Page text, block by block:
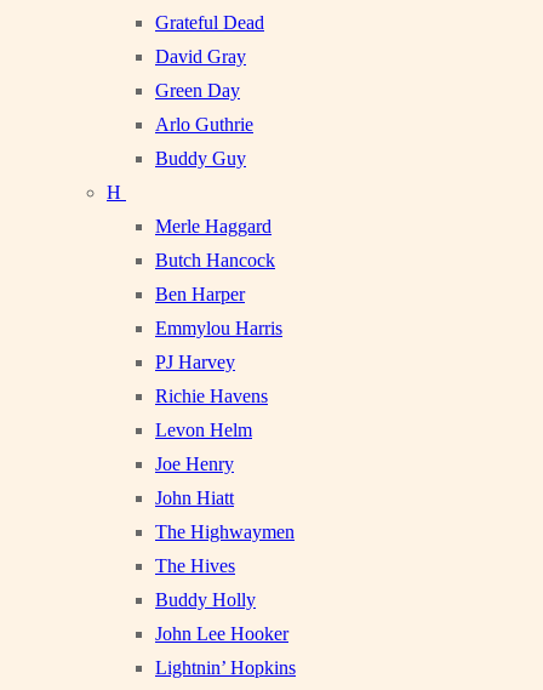
Grateful Dead
David Gray
Green Day
Arlo Guthrie
Buddy Guy
H
Merle Haggard
Butch Hancock
Ben Harper
Emmylou Harris
PJ Harvey
Richie Havens
Levon Helm
Joe Henry
John Hiatt
The Highwaymen
The Hives
Buddy Holly
John Lee Hooker
Lightnin’ Hopkins